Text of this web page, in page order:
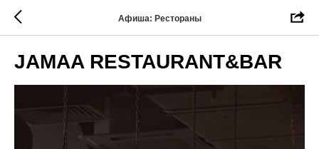
Афиша: Рестораны
JAMAA RESTAURANT&BAR